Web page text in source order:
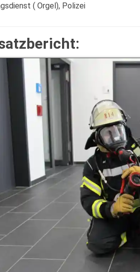
( Orgel), Polizei